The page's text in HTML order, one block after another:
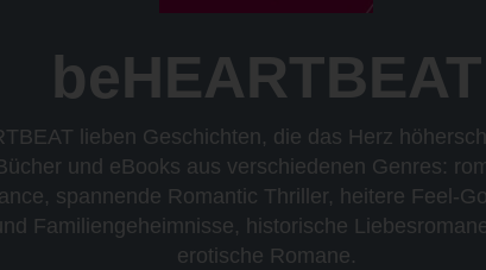
beHEARTBEAT
lieben Geschichten, die das Herz
und eBooks aus verschiedenen Genres:
spannende Romantic Thriller, heitere Feel-
Familiengeheimnisse, historische
erotische Romane.